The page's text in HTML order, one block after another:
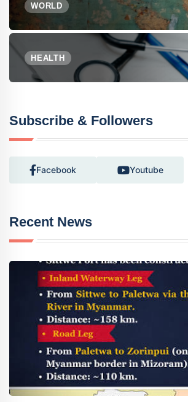
WORLD
HEALTH
Subscribe & Followers
Facebook Youtube
Recent News